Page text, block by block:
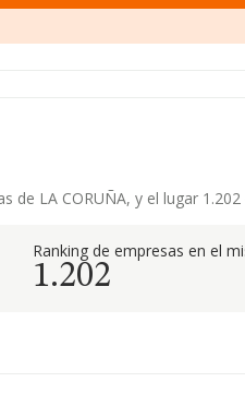
de LA CORUÑA, y el lugar
Ranking de empresas en el
1.202